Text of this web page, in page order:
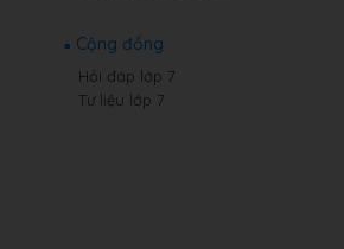
Cộng đồng
Hỏi đáp lớp 7
Tư liệu lớp 7